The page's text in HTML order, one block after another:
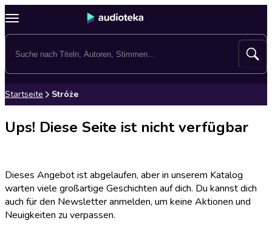
Startseite Stróże
Ups! Diese Seite ist nicht verfügbar
Dieses Angebot ist abgelaufen, aber in unserem Katalog
warten viele großartige Geschichten auf dich. Du kannst dich
auch für den Newsletter anmelden, um keine Aktionen und
Neuigkeiten zu verpassen.